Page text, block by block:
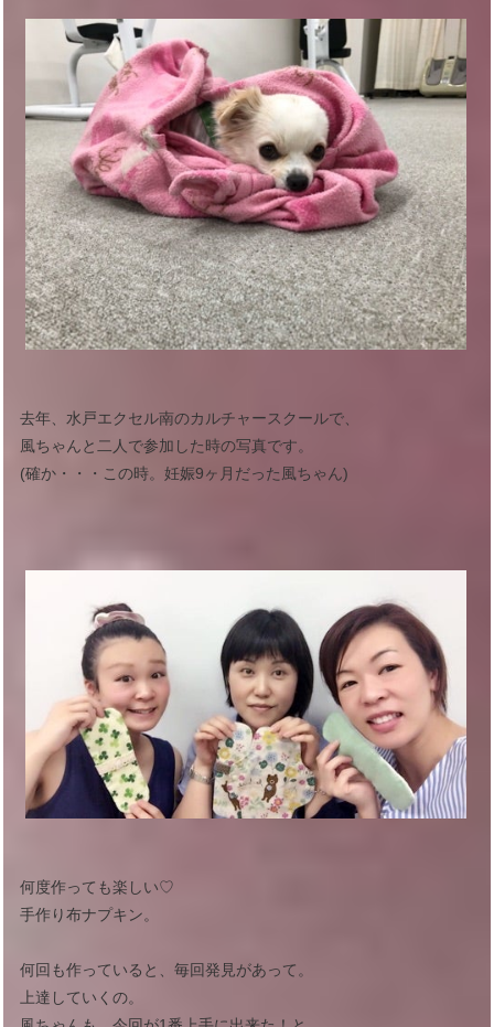
去年、水戸エクセル南のカルチャースクールで、
風ちゃんと二人で参加した時の写真です。
(確か・・・この時。妊娠9ヶ月だった風ちゃん)
何度作っても楽しい♡
手作り布ナプキン。
何回も作っていると、毎回発見があって。
上達していくの。